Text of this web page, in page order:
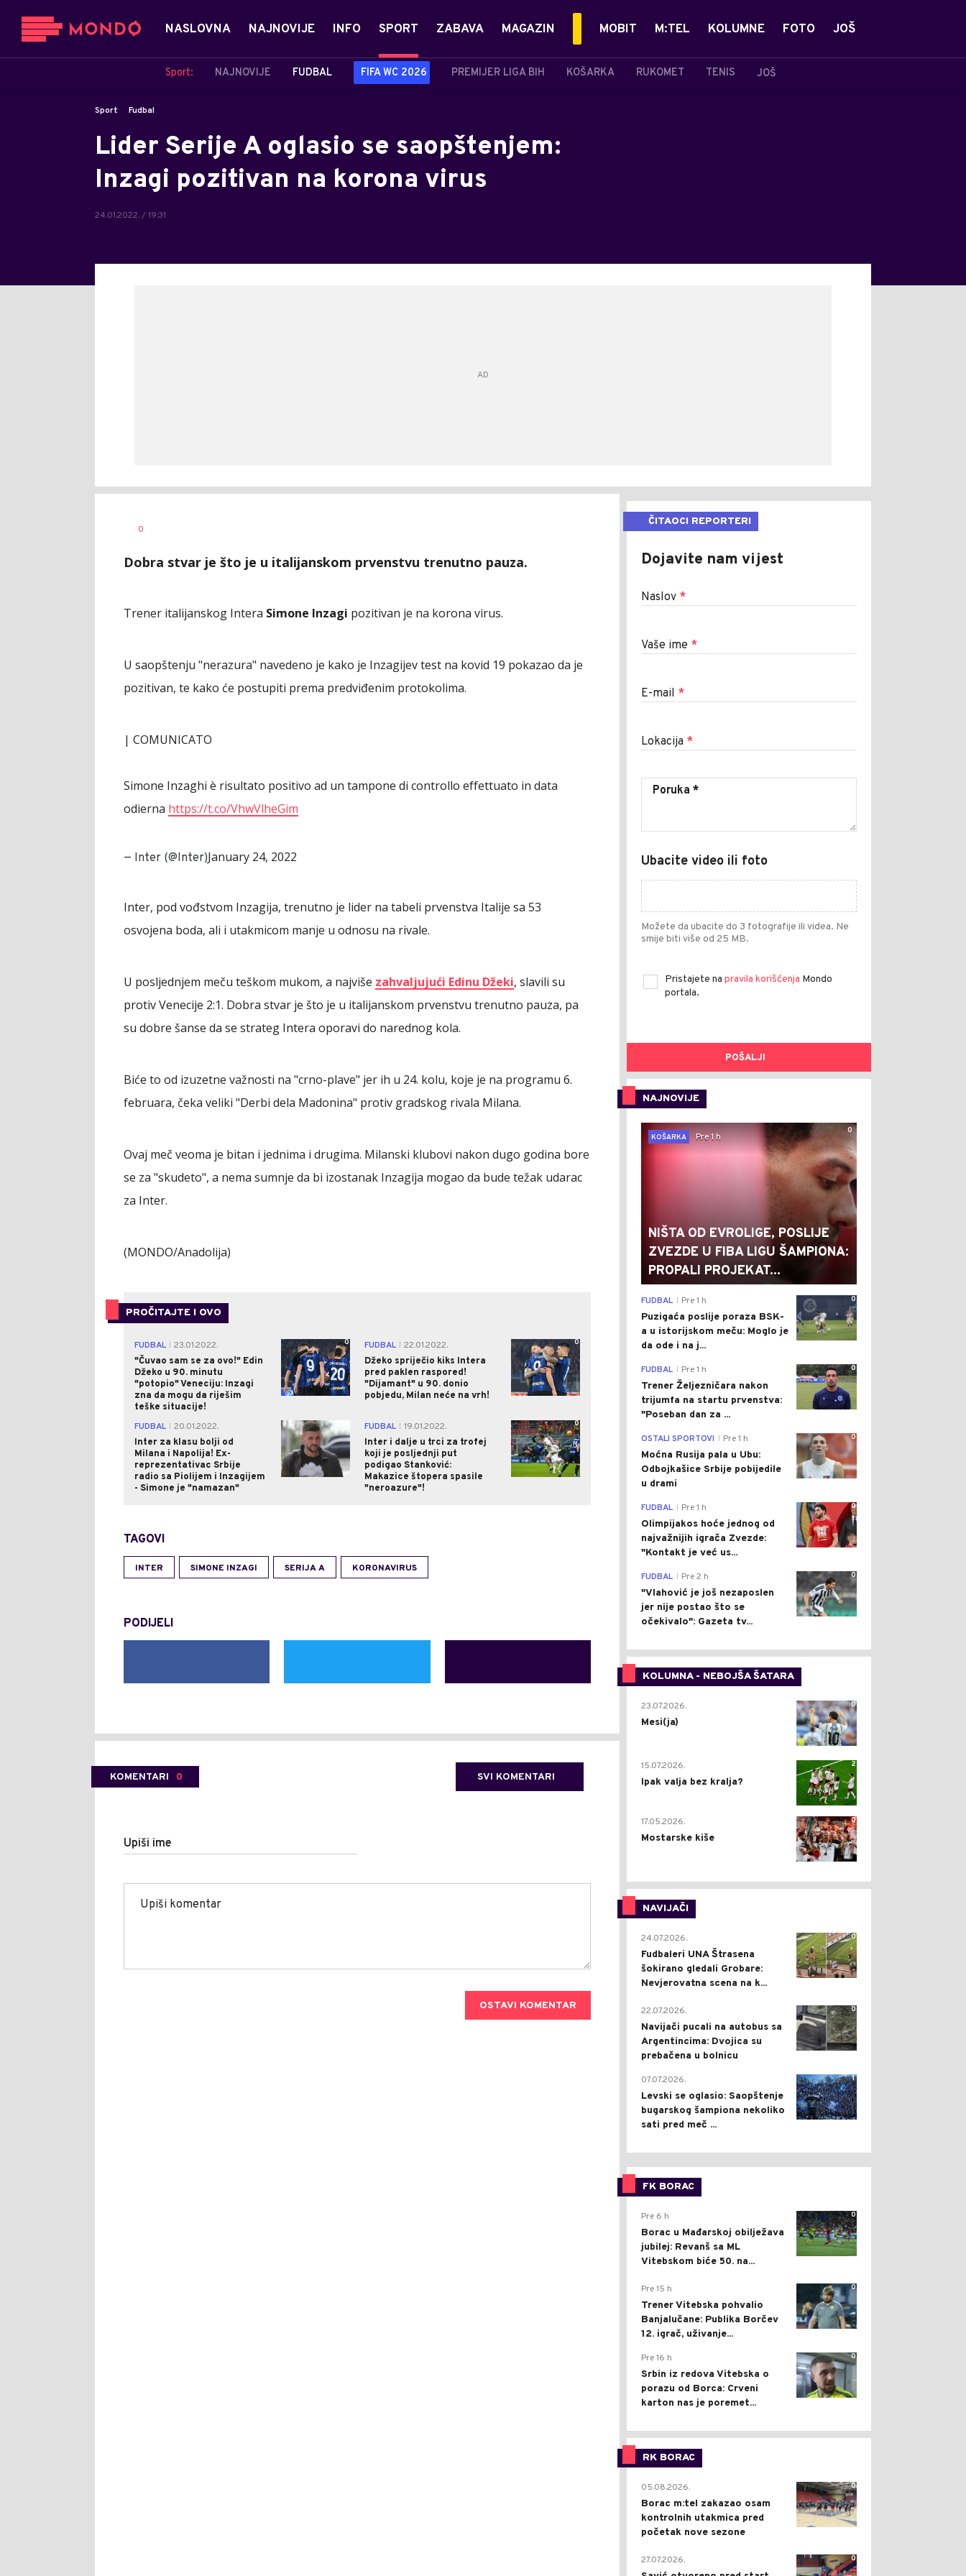
NASLOVNA NAJNOVIJE INFO SPORT
Sport: NAJNOVIJE FUDBAL FIFA WC 2026 PREMIJER LIGA BIH KOŠARKA RUKOMET TENIS JOŠ
ZABAVA MAGAZIN MOBIT M:TEL KOLUMNE FOTO JOŠ
Sport Fudbal
Lider Serije A oglasio se saopštenjem:
Inzagi pozitivan na korona virus
24.01.2022. / 19:31
AUTOR
0
Dobra stvar je što je u italijanskom prvenstvu trenutno pauza.
Trener italijanskog Intera Simone Inzagi pozitivan je na korona virus.
U saopštenju "nerazura" navedeno je kako je Inzagijev test na kovid 19 pokazao da je
pozitivan, te kako će postupiti prema predviđenim protokolima.
| COMUNICATO
Simone Inzaghi è risultato positivo ad un tampone di controllo effettuato in data
odierna https://t.co/VhwVlheGim
— Inter (@Inter)January 24, 2022
Inter, pod vođstvom Inzagija, trenutno je lider na tabeli prvenstva Italije sa 53
osvojena boda, ali i utakmicom manje u odnosu na rivale.
U posljednjem meču teškom mukom, a najviše zahvaljujući Edinu Džeki, slavili su
protiv Venecije 2:1. Dobra stvar je što je u italijanskom prvenstvu trenutno pauza, pa
su dobre šanse da se strateg Intera oporavi do narednog kola.
Biće to od izuzetne važnosti na "crno-plave" jer ih u 24. kolu, koje je na programu 6.
februara, čeka veliki "Derbi dela Madonina" protiv gradskog rivala Milana.
Ovaj meč veoma je bitan i jednima i drugima. Milanski klubovi nakon dugo godina bore
se za "skudeto", a nema sumnje da bi izostanak Inzagija mogao da bude težak udarac
za Inter.
(MONDO/Anadolija)
PROČITAJTE I OVO
FUDBAL
23.01.2022.
"Čuvao sam se za ovo!" Edin
Džeko u 90. minutu
"potopio" Veneciju: Inzagi
zna da mogu da riješim
teške situacije!
0 FUDBAL
22.01.2022.
Džeko spriječio kiks Intera
pred paklen raspored!
"Dijamant" u 90. donio
pobjedu, Milan neće na vrh!
0
FUDBAL
20.01.2022.
Inter za klasu bolji od
Milana i Napolija! Ex-
reprezentativac Srbije
radio sa Piolijem i Inzagijem
- Simone je "namazan"
FUDBAL
19.01.2022.
Inter i dalje u trci za trofej
koji je posljednji put
podigao Stanković:
Makazice štopera spasile
"neroazure"!
0
TAGOVI
INTER SIMONE INZAGI SERIJA A KORONAVIRUS
PODIJELI
KOMENTARI 0 SVI KOMENTARI
Upiši ime
OSTAVI KOMENTAR
ČITAOCI REPORTERI
Dojavite nam vijest
Naslov *
Vaše ime *
E-mail *
Lokacija *
Ubacite video ili foto
Možete da ubacite do 3 fotografije ili videa. Ne
smije biti više od 25 MB.
Pristajete na pravila korišćenja Mondo
portala.
POŠALJI
NAJNOVIJE
0
KOŠARKA
Pre 1 h
NIŠTA OD EVROLIGE, POSLIJE
ZVEZDE U FIBA LIGU ŠAMPIONA:
PROPALI PROJEKAT...
0
FUDBAL Pre 1 h
Puzigaća poslije poraza BSK-
a u istorijskom meču: Moglo je
da ode i na j...
0
FUDBAL Pre 1 h
Trener Željezničara nakon
trijumfa na startu prvenstva:
"Poseban dan za ...
0
OSTALI SPORTOVI Pre 1 h
Moćna Rusija pala u Ubu:
Odbojkašice Srbije pobijedile
u drami
0
FUDBAL Pre 1 h
Olimpijakos hoće jednog od
najvažnijih igrača Zvezde:
"Kontakt je već us...
0
FUDBAL Pre 2 h
"Vlahović je još nezaposlen
jer nije postao što se
očekivalo": Gazeta tv...
KOLUMNA - NEBOJŠA ŠATARA
0
23.07.2026.
Mesi(ja)
2
15.07.2026.
Ipak valja bez kralja?
0
17.05.2026.
Mostarske kiše
NAVIJAČI
0
24.07.2026.
Fudbaleri UNA Štrasena
šokirano gledali Grobare:
Nevjerovatna scena na k...
0
22.07.2026.
Navijači pucali na autobus sa
Argentincima: Dvojica su
prebačena u bolnicu
1
07.07.2026.
Levski se oglasio: Saopštenje
bugarskog šampiona nekoliko
sati pred meč ...
FK BORAC
0
Pre 6 h
Borac u Mađarskoj obilježava
jubilej: Revanš sa ML
Vitebskom biće 50. na...
0
Pre 15 h
Trener Vitebska pohvalio
Banjalučane: Publika Borčev
12. igrač, uživanje...
0
Pre 16 h
Srbin iz redova Vitebska o
porazu od Borca: Crveni
karton nas je poremet...
RK BORAC
0
05.08.2026.
Borac m:tel zakazao osam
kontrolnih utakmica pred
početak nove sezone
0
27.07.2026.